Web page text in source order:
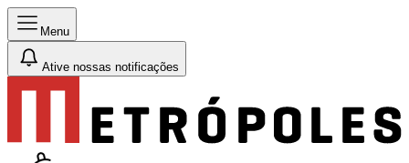
Menu
Ative nossas notificações